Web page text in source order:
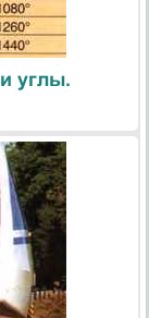
углы.